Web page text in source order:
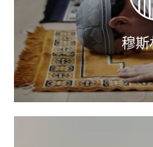
穆斯